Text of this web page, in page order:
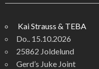
Kai Strauss & TEBA
Do.. 15.10.2026
25862 Joldelund
Gerd’s Juke Joint